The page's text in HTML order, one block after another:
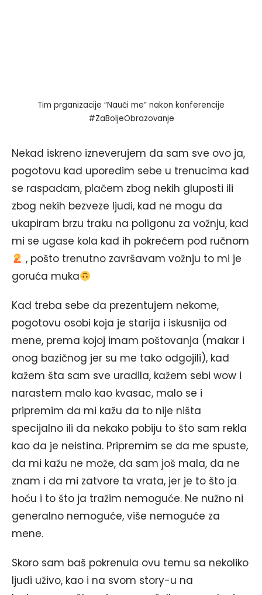
Tim prganizacije “Nauči me” nakon konferencije
#ZaBoljeObrazovanje
Nekad iskreno izneverujem da sam sve ovo ja,
pogotovu kad uporedim sebe u trenucima kad
se raspadam, plačem zbog nekih gluposti ili
zbog nekih bezveze ljudi, kad ne mogu da
ukapiram brzu traku na poligonu za vožnju, kad
mi se ugase kola kad ih pokrećem pod ručnom
, pošto trenutno završavam vožnju to mi je
goruća muka
Kad treba sebe da prezentujem nekome,
pogotovu osobi koja je starija i iskusnija od
mene, prema kojoj imam poštovanja (makar i
onog bazičnog jer su me tako odgojili), kad
kažem šta sam sve uradila, kažem sebi wow i
narastem malo kao kvasac, malo se i
pripremim da mi kažu da to nije ništa
specijalno ili da nekako pobiju to što sam rekla
kao da je neistina. Pripremim se da me spuste,
da mi kažu ne može, da sam još mala, da ne
znam i da mi zatvore ta vrata, jer je to što ja
hoću i to što ja tražim nemoguće. Ne nužno ni
generalno nemoguće, više nemoguće za
mene.
Skoro sam baš pokrenula ovu temu sa nekoliko
ljudi uživo, kao i na svom story-u na